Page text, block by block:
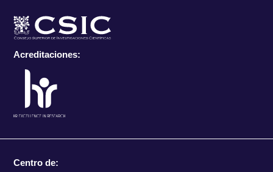
Acreditaciones:
Centro de: